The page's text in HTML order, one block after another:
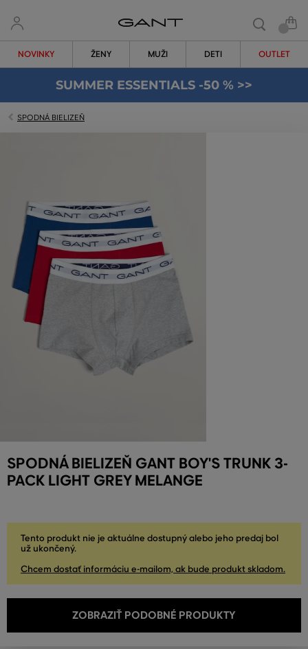
NOVINKY ŽENY MUŽI DETI OUTLET
SUMMER ESSENTIALS -50 % >>
SPODNÁ BIELIZEŇ
SPODNÁ BIELIZEŇ GANT BOY'S TRUNK 3-
PACK LIGHT GREY MELANGE
Tento produkt nie je aktuálne dostupný alebo jeho predaj bol
už ukončený.
Chcem dostať informáciu e-mailom, ak bude produkt skladom.
ZOBRAZIŤ PODOBNÉ PRODUKTY